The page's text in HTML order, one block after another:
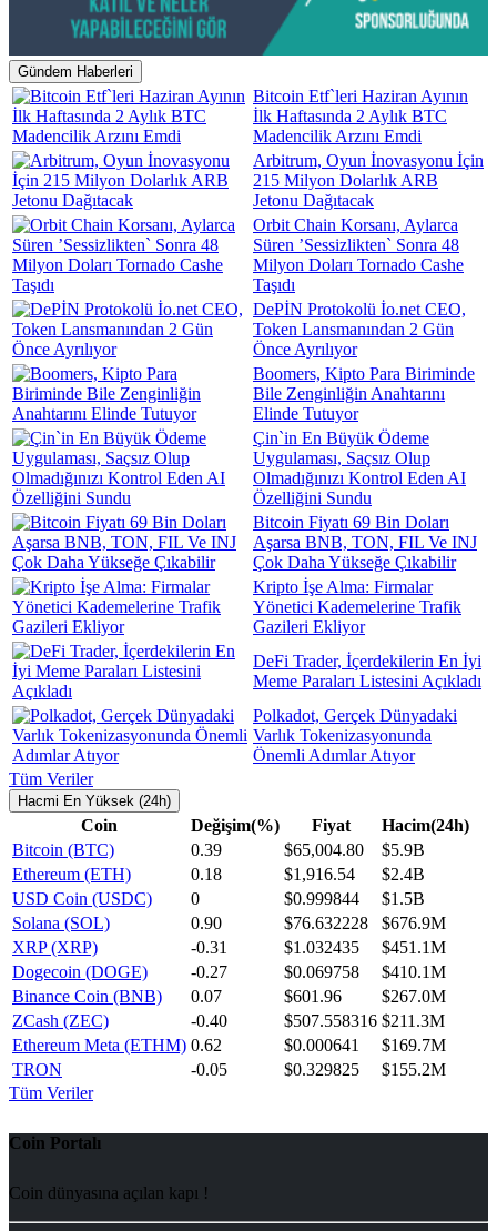
Gündem Haberleri
Bitcoin Etf`leri Haziran Ayının
İlk Haftasında 2 Aylık BTC
Madencilik Arzını Emdi
Arbitrum, Oyun İnovasyonu İçin
215 Milyon Dolarlık ARB
Jetonu Dağıtacak
Orbit Chain Korsanı, Aylarca
Süren ’Sessizlikten` Sonra 48
Milyon Doları Tornado Cashe
Taşıdı
DePİN Protokolü İo.net CEO,
Token Lansmanından 2 Gün
Önce Ayrılıyor
Boomers, Kipto Para Biriminde
Bile Zenginliğin Anahtarını
Elinde Tutuyor
Çin`in En Büyük Ödeme
Uygulaması, Saçsız Olup
Olmadığınızı Kontrol Eden AI
Özelliğini Sundu
Bitcoin Fiyatı 69 Bin Doları
Aşarsa BNB, TON, FIL Ve INJ
Çok Daha Yükseğe Çıkabilir
Kripto İşe Alma: Firmalar
Yönetici Kademelerine Trafik
Gazileri Ekliyor
DeFi Trader, İçerdekilerin En İyi
Meme Paraları Listesini Açıkladı
Polkadot, Gerçek Dünyadaki
Varlık Tokenizasyonunda
Önemli Adımlar Atıyor
Tüm Veriler
Hacmi En Yüksek (24h)
Coin Değişim(%) Fiyat
Hacim(24h)
Bitcoin (BTC)
0.39 $65,004.80
$5.9B
Ethereum (ETH)
0.18 $1,916.54
$2.4B
USD Coin (USDC)
0 $0.999844
$1.5B
Solana (SOL)
0.90 $76.632228
$676.9M
XRP (XRP)
-0.31 $1.032435
$451.1M
Dogecoin (DOGE)
-0.27 $0.069758
$410.1M
Binance Coin (BNB)
0.07 $601.96
$267.0M
ZCash (ZEC)
-0.40 $507.558316 $211.3M
Ethereum Meta (ETHM) 0.62 $0.000641
$169.7M
TRON
-0.05 $0.329825
$155.2M
Tüm Veriler
Coin Portalı
Coin dünyasına açılan kapı !